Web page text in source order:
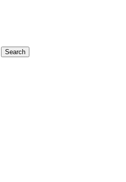
Search